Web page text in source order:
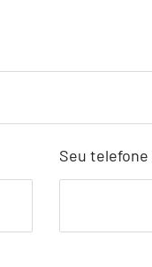
Seu telefone